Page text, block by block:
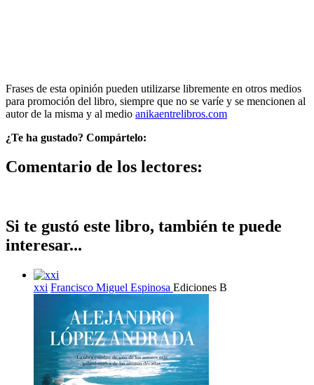
Frases de esta opinión pueden utilizarse libremente en otros medios
para promoción del libro, siempre que no se varíe y se mencionen al
autor de la misma y al medio anikaentrelibros.com
¿Te ha gustado? Compártelo:
Comentario de los lectores:
Si te gustó este libro, también te puede
interesar...
xxi Francisco Miguel Espinosa Ediciones B